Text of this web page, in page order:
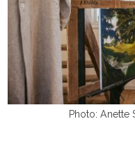
Photo: Anette